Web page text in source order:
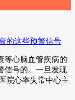
等心脑血管疾病的
信号的。一旦发现
院心率失常中心主